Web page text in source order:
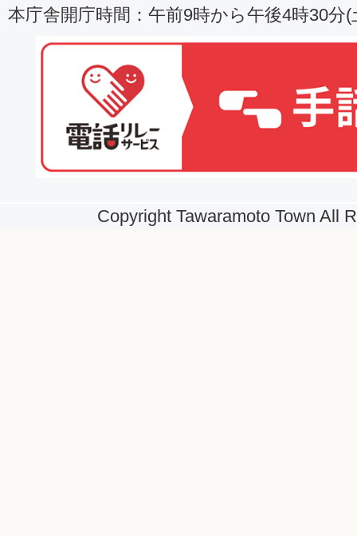
本庁舎開庁時間：午前9時から午後4時30分
Copyright Tawaramoto Town All